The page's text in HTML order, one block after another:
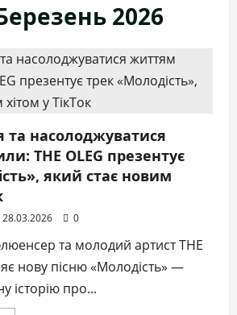
2026
та насолоджуватися
THE OLEG презентує
який стає новим
28.03.2026 0
та молодий артист THE
нову пісню «Молодість» —
історію про...